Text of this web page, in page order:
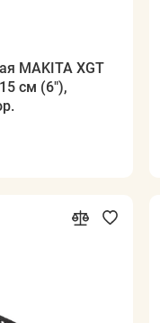
MAKITA XGT
см (6"),